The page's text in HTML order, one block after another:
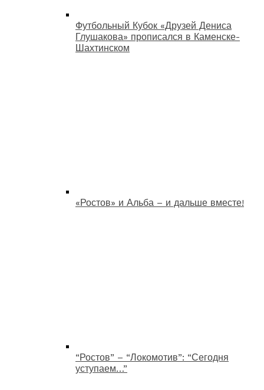
Футбольный Кубок «Друзей Дениса
Глушакова» прописался в Каменске-
Шахтинском
«Ростов» и Альба – и дальше вместе!
“Ростов” – “Локомотив”: “Сегодня
уступаем…”